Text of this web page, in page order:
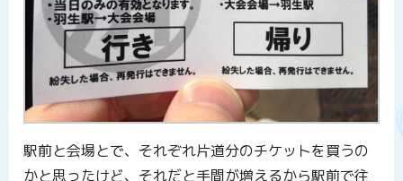
駅前と会場とで、それぞれ片道分のチケットを買うの
かと思ったけど、それだと手間が増えるから駅前で往